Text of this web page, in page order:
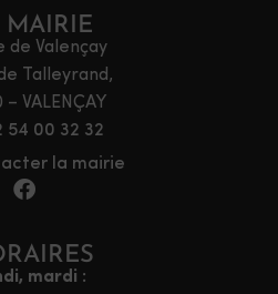
MAIRIE
de Valençay
Talleyrand,
– VALENÇAY
54 00 32 32
la mairie
mardi :